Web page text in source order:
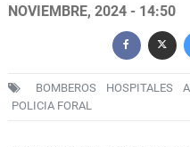
NOVIEMBRE, 2024 - 14:50
BOMBEROS HOSPITALES
POLICIA FORAL